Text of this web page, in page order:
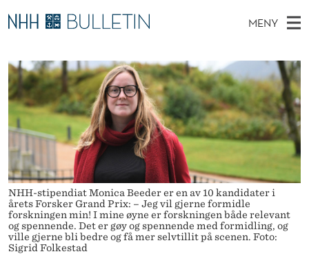
M
O
N
C
A
B
E
E
D
MENY
O
V
E
D
M
E
N
Y
Ø
K
I
N
E
S
E
E
T
Stipendiater og nye forskerprofiler
Disputaser
Ekspertutvalg
Om Bulletin
NHH-stipendiat Monica Beeder er en av 10 kandidater i
årets Forsker Grand Prix: – Jeg vil gjerne formidle
forskningen min! I mine øyne er forskningen både relevant
og spennende. Det er gøy og spennende med formidling, og
ville gjerne bli bedre og få mer selvtillit på scenen. Foto:
Sigrid Folkestad